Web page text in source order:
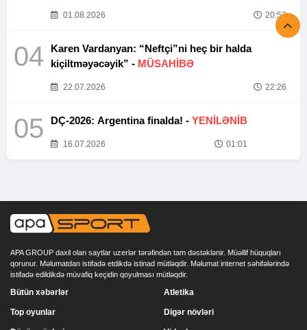
01.08.2026 20:52
04
Karen Vardanyan: “Neftçi”ni heç bir halda
kiçiltməyəcəyik” - MÜSAHİBƏ
22.07.2026 22:26
05 DÇ-2026: Argentina finalda! - YENİLƏNİB
16.07.2026 01:01
APA GROUP daxil olan saytlar uzerlər tərəfindən tam dəstəklənir. Müəllif hüquqları
qorunur. Məlumatdan istifadə etdikdə istinad mütləqdir. Məlumat internet səhifələrində
istifadə edildikdə müvafiq keçidin qoyulması mütləqdir.
Bütün xəbərlər
Top oyunlar
Atletika
Digər növləri